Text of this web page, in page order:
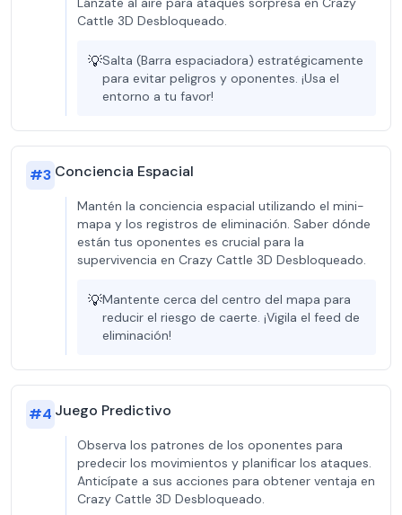
Cattle 3D Desbloqueado.
💡Salta (Barra espaciadora) estratégicamente
para evitar peligros y oponentes. ¡Usa el
entorno a tu favor!
#3 Conciencia Espacial
Mantén la conciencia espacial utilizando el mini-
mapa y los registros de eliminación. Saber dónde
están tus oponentes es crucial para la
supervivencia en Crazy Cattle 3D Desbloqueado.
💡Mantente cerca del centro del mapa para
reducir el riesgo de caerte. ¡Vigila el feed de
eliminación!
#4 Juego Predictivo
Observa los patrones de los oponentes para
predecir los movimientos y planificar los ataques.
Anticípate a sus acciones para obtener ventaja en
Crazy Cattle 3D Desbloqueado.